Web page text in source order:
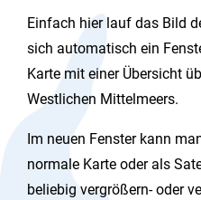
Einfach hier lauf das Bild
sich automatisch ein
Karte mit einer Übersicht
Westlichen Mittelmeers.
Im neuen Fenster kann
normale Karte oder als
beliebig vergrößern- oder